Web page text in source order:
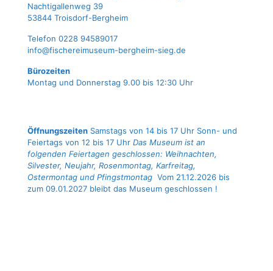
Nach­ti­gal­len­weg 39
53844 Troisdorf-Bergheim
Tele­fon 0228 94589017
info@fischereimuseum-bergheim-sieg.de
Büro­zei­ten
Mon­tag und Don­ners­tag 9.00 bis 12:30 Uhr
Öffnungszeiten Samstags von 14 bis 17 Uhr Sonn- und
Feiertags von 12 bis 17 Uhr Das Museum ist an
folgenden Feiertagen geschlossen: Weihnachten,
Silvester, Neujahr, Rosenmontag, Karfreitag,
Ostermontag und Pfingstmontag Vom 21.12.2026 bis
zum 09.01.2027 bleibt das Museum geschlossen !